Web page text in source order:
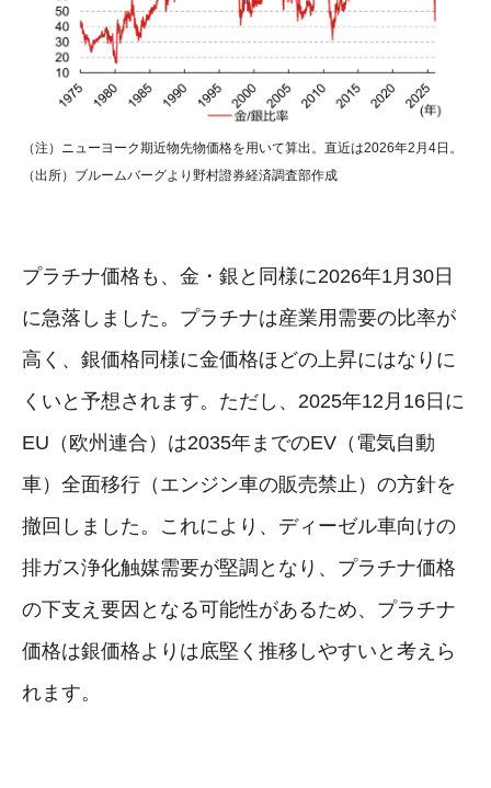
（注）ニューヨーク期近物先物価格を用いて算出。直近は2026年2月4日。
（出所）ブルームバーグより野村證券経済調査部作成
プラチナ価格も、金・銀と同様に2026年1月30日
に急落しました。プラチナは産業用需要の比率が
高く、銀価格同様に金価格ほどの上昇にはなりに
くいと予想されます。ただし、2025年12月16日に
EU（欧州連合）は2035年までのEV（電気自動
車）全面移行（エンジン車の販売禁止）の方針を
撤回しました。これにより、ディーゼル車向けの
排ガス浄化触媒需要が堅調となり、プラチナ価格
の下支え要因となる可能性があるため、プラチナ
価格は銀価格よりは底堅く推移しやすいと考えら
れます。